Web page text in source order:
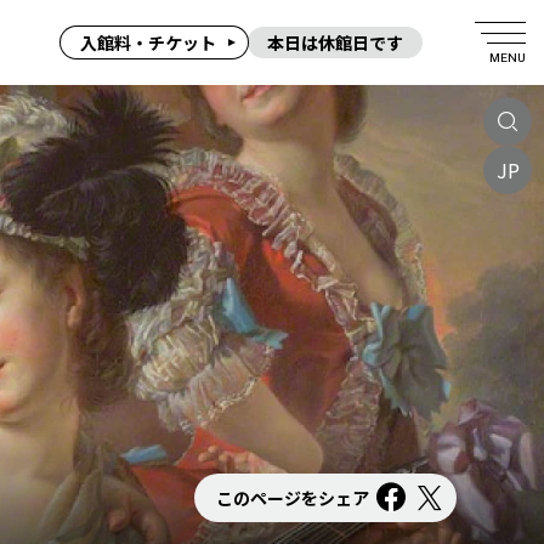
入館料・チケット 本日は休館日です
MENU
JP
このページをシェア